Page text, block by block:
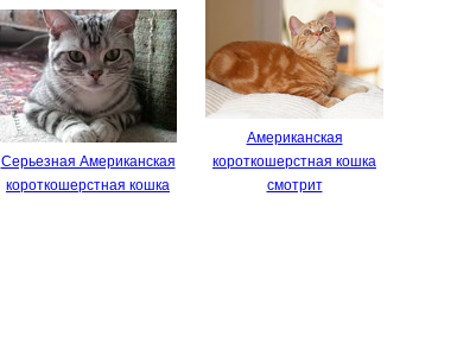
Серьезная Американская
короткошерстная кошка
Американская
короткошерстная кошка
смотрит